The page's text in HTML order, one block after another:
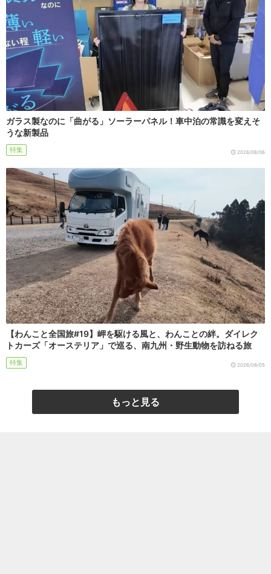
ガラス製なのに「曲がる」ソーラーパネル！車中泊の常識を変えそ
うな新製品
特集 2026/08/06
【わんこと全国旅#19】岬を駆ける風と、わんことの絆。ダイレク
トカーズ「オーステリア」で巡る、南九州・野生動物を訪ねる旅
特集 2026/08/05
もっと見る